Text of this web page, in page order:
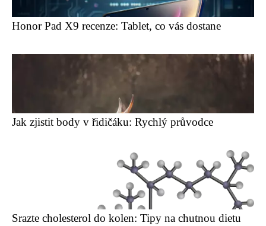
Honor Pad X9 recenze: Tablet, co vás dostane
Jak zjistit body v řidičáku: Rychlý průvodce
Srazte cholesterol do kolen: Tipy na chutnou dietu